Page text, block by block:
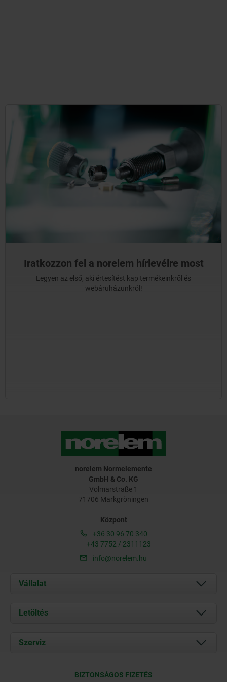
Iratkozzon fel a norelem hírlevélre most
Legyen az első, aki értesítést kap termékeinkről és
webáruházunkról!
norelem Normelemente
GmbH & Co. KG
Volmarstraße 1
71706 Markgröningen
Központ
+36 30 96 70 340
+43 7752 / 2311123
info@norelem.hu
Vállalat
Rólunk
Kapcsolat
Letöltés
Documents
Szerviz
BIZTONSÁGOS FIZETÉS